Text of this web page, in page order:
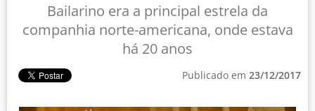
Bailarino era a principal estrela da
companhia norte-americana, onde estava
há 20 anos
Publicado em 23/12/2017